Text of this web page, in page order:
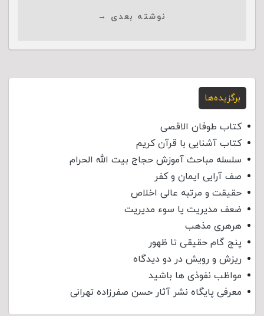
نوشته بعدی →
برگزیده‌ها
کتاب طوفان الاقصی
کتاب آشنایی با قرآن کریم
سلسله مباحث آموزش حجاج بیت الله الحرام
صف آرایی ایمان و کفر
حقیقت و مرتبه عالی اخلاص
ضعف مدیریت یا سوء مدیریت
هرهری مذهب
پنج گام حقیقی تا ظهور
ریزش و رویش در دو دیدگاه
مواظب نفوذی‌ ها باشید
معرفی پایگاه نشر آثار حسن صفرزاده تهرانی